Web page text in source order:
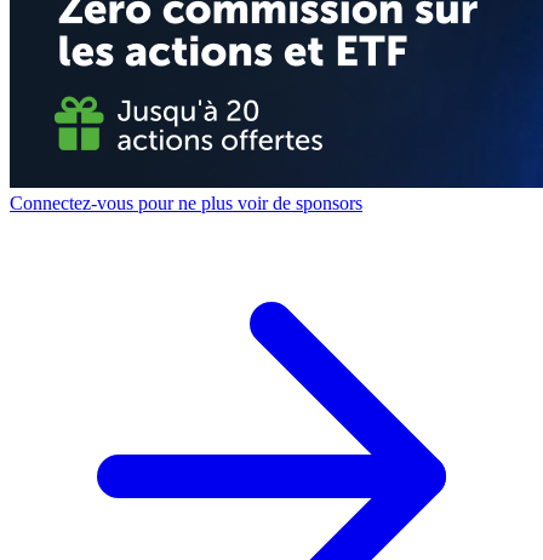
Connectez-vous pour ne plus voir de sponsors